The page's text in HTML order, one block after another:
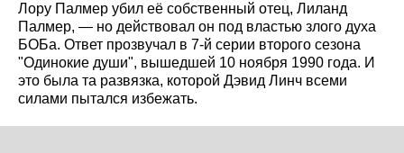
Лору Палмер убил её собственный отец, Лиланд
Палмер, — но действовал он под властью злого духа
БОБа. Ответ прозвучал в 7-й серии второго сезона
"Одинокие души", вышедшей 10 ноября 1990 года. И
это была та развязка, которой Дэвид Линч всеми
силами пытался избежать.